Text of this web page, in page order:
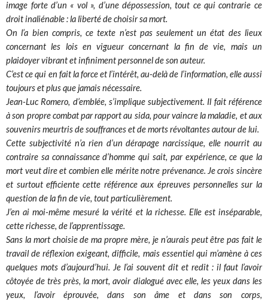
image forte d’un « vol », d’une dépossession, tout ce qui contrarie ce
droit inaliénable : la liberté de choisir sa mort.
On l’a bien compris, ce texte n’est pas seulement un état des lieux
concernant les lois en vigueur concernant la fin de vie, mais un
plaidoyer vibrant et infiniment personnel de son auteur.
C’est ce qui en fait la force et l’intérêt, au-delà de l’information, elle aussi
toujours et plus que jamais nécessaire.
Jean-Luc Romero, d’emblée, s’implique subjectivement. Il fait référence
à son propre combat par rapport au sida, pour vaincre la maladie, et aux
souvenirs meurtris de souffrances et de morts révoltantes autour de lui.
Cette subjectivité n’a rien d’un dérapage narcissique, elle nourrit au
contraire sa connaissance d’homme qui sait, par expérience, ce que la
mort veut dire et combien elle mérite notre prévenance. Je crois sincère
et surtout efficiente cette référence aux épreuves personnelles sur la
question de la fin de vie, tout particulièrement.
J’en ai moi-même mesuré la vérité et la richesse. Elle est inséparable,
cette richesse, de l’apprentissage.
Sans la mort choisie de ma propre mère, je n’aurais peut être pas fait le
travail de réflexion exigeant, difficile, mais essentiel qui m’amène à ces
quelques mots d’aujourd’hui. Je l’ai souvent dit et redit : il faut l’avoir
côtoyée de très près, la mort, avoir dialogué avec elle, les yeux dans les
yeux, l’avoir éprouvée, dans son âme et dans son corps,